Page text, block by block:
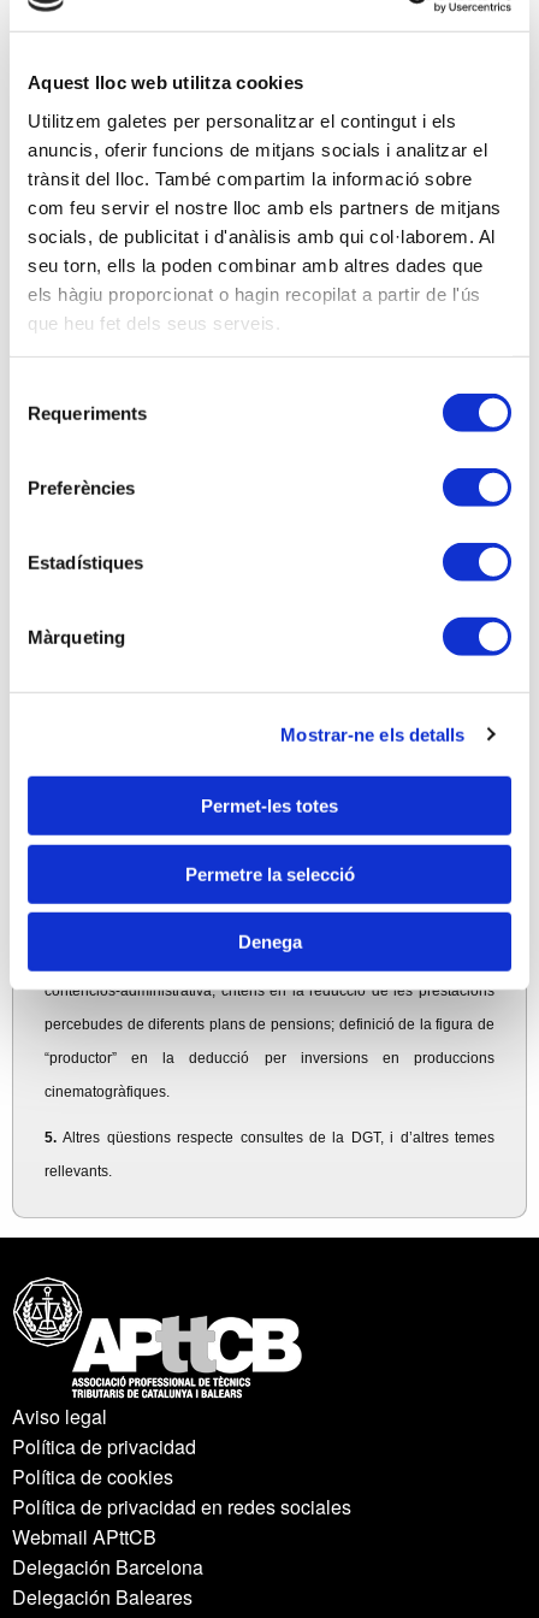
Aquest lloc web utilitza cookies
Utilitzem galetes per personalitzar el contingut i els
anuncis, oferir funcions de mitjans socials i analitzar el
trànsit del lloc. També compartim la informació sobre
com feu servir el nostre lloc amb els partners de mitjans
socials, de publicitat i d'anàlisis amb qui col·laborem. Al
seu torn, ells la poden combinar amb altres dades que
els hàgiu proporcionat o hagin recopilat a partir de l'ús
que heu fet dels seus serveis.
Requeriments
Preferències
Estadístiques
Màrqueting
Mostrar-ne els detalls
Permet-les totes
Permetre la selecció
Denega
qüestions rellevants en l’àmbit de l’Impost sobre Societats: empreses
emergents, canvis en la compensació de BIN’s negatives en
consolidació fiscal de l’IS, nou règim fiscal a les empreses situades a
les Illes Balears; així com noves figures impositives: l’Impost
temporal de Solidaritat sobre les Grans Fortunes o el propi Impost
dels Plàstics no reutilitzables.
Creiem oportú revisar aquelles qüestions principals que ja estan en
vigor aquest any 2023, i tal com hem anat fent en altres sessions,
analitzarem sentències rellevants, criteris de la Direcció General de
Per tant en aquesta sessió us proposem el sumari següent, entre d’
Revisió de novetats principals en l’Impost sobre Societats en vigor
aquest 2023: empreses emergents, clarificació de deduccions per
inversions en produccions cinematogràfiques, compensació BIN's
Grans Fortunes vs. l’Impost sobre el Patrimoni. Model aprovat.
3.Consideracions respecte les empreses emergents de nova
creació, i criteris a complir per la tributació específica en l’àmbit de
l’Impost sobre Societats.
Resolucions TEAC: Suspensió de les sancions en la via
contenciós-administrativa; criteris en la reducció de les prestacions
percebudes de diferents plans de pensions; definició de la figura de
“productor” en la deducció per inversions en produccions
cinematogràfiques.
5.Altres qüestions respecte consultes de la DGT, i d’altres temes
rellevants.
Aviso legal
Política de privacidad
Política de cookies
Política de privacidad en redes sociales
Webmail APttCB
Delegación Barcelona
Delegación Baleares